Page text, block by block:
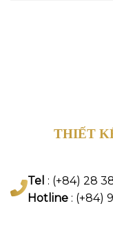
THIẾT
Tel : (+84) 28
Hotline : (+84)